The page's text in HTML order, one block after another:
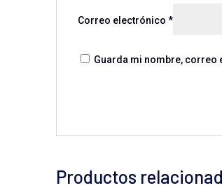
Correo electrónico *
Guarda mi nombre, correo
Productos